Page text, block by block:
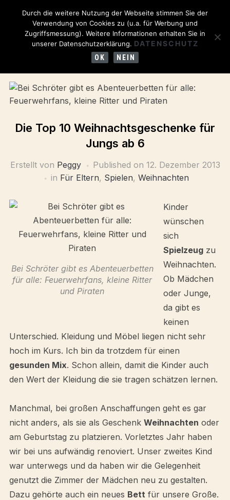
Die Top 10 Weihnachtsgeschenke für
Jungs ab 6
Erstellt von Peggy Published on 12. Dezember 2013
in Für Eltern, Spielen, Weihnachten
Bei Schröter gibt es Abenteuerbetten
für alle: Feuerwehrfans, kleine Ritter
und Piraten
Kinder
wünschen
sich
Spielzeugzu
Weihnachten.
Ob Mädchen
oder Junge,
da gibt es
keinen
Unterschied. Kleidung und Möbel liegen nicht sehr
hoch im Kurs. Ich bin da trotzdem für einen
gesunden Mix. Schon allein, damit die Kinder auch
den Wert der Kleidung die sie tragen schätzen lernen.
Manchmal, bei großen Anschaffungen geht es gar
nicht anders, als sie als Geschenk Weihnachten oder
am Geburtstag zu platzieren. Vorletztes Jahr haben
wir bei uns aufwändig renoviert. Unser zweites Kind
war unterwegs und da haben wir die Gelegenheit
genutzt die Zimmer der Mädchen neu zu gestalten.
Dazu gehörte auch ein neues Bett für unsere Große.
Durch die weitere Nutzung der Webseite stimmen Sie der
Verwendung von Cookies zu (u.a. für Werbung und
Zugriffsmessung). Weitere Informationen erhalten Sie in
unserer Datenschutzerklärung. DATENSCHUTZ
OK NEIN